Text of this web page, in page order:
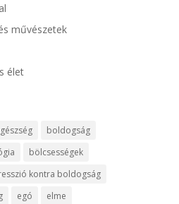
művészetek
élet
boldogság
bölcsességek
kontra boldogság
egó
elme